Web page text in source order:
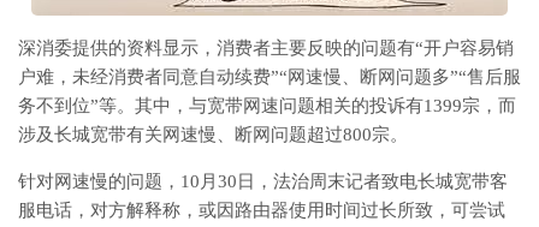
深消委提供的资料显示，消费者主要反映的问题有“开户容易销
户难，未经消费者同意自动续费”“网速慢、断网问题多”“售后服
务不到位”等。其中，与宽带网速问题相关的投诉有1399宗，而
涉及长城宽带有关网速慢、断网问题超过800宗。
针对网速慢的问题，10月30日，法治周末记者致电长城宽带客
服电话，对方解释称，或因路由器使用时间过长所致，可尝试